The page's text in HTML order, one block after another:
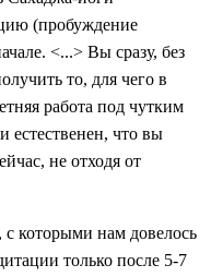
(пробуждение
<...> Вы сразу, без
то, для чего в
работа под чутким
естественен, что вы
не отходя от
с которыми нам довелось
только после 5-7